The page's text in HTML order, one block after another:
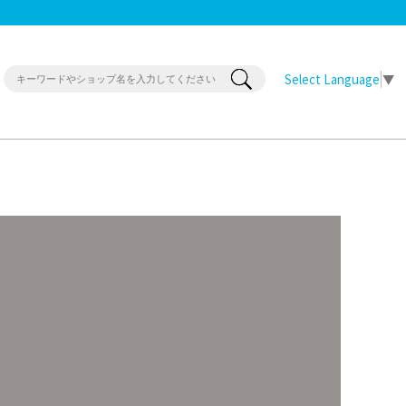
Select Language ▼